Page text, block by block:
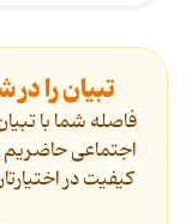
تبیان را
فاصله شما با
اجتماعی حاضریم
کیفیت در